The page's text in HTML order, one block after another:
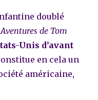
doublé
de Tom
Unis d’avant
en cela un
américaine,